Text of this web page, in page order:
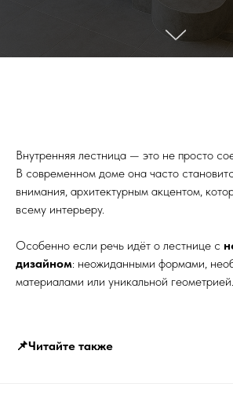
Внутренняя лестница — это не просто
В современном доме она часто
внимания, архитектурным акцентом,
всему интерьеру.
Особенно если речь идёт о лестнице с
дизайном: неожиданными формами,
материалами или уникальной геометрией.
📌Читайте также